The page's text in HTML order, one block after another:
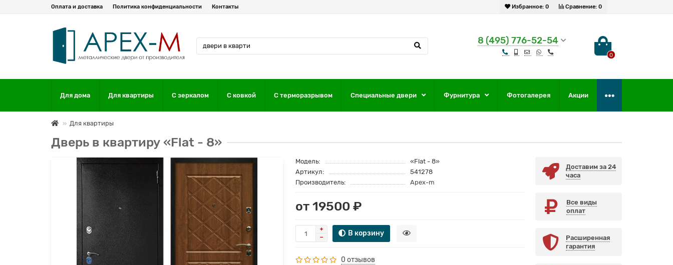
Сравнение: 0
Избранное: 0
Оплата и доставка Политика конфиденциальности Контакты
8 (495) 776-52-54
0
Для дома Для квартиры С зеркалом С ковкой С терморазрывом Специальные двери Фурнитура Фотогалерея Акции
Для квартиры
Дверь в квартиру «Flat - 8»
Модель:
«Flat - 8»
Артикул:
541278
Производитель:
Apex-m
от 19500 ₽
В корзину
0 отзывов
Доставим за 24
часа
Все виды
оплат
Расширенная
гарантия